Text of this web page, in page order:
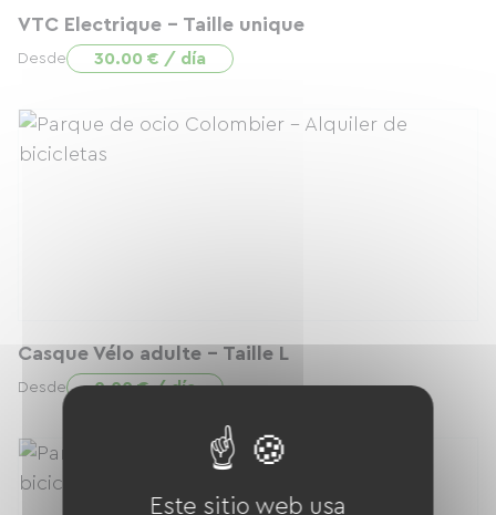
VTC Electrique - Taille unique
Desde 30.00 € / día
Casque Vélo adulte - Taille L
Desde 0.00 € / día
Este sitio web usa